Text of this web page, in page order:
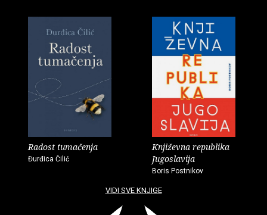
Radost tumačenja
Đurđica Čilić
Književna republika
Jugoslavija
Boris Postnikov
VIDI SVE KNJIGE